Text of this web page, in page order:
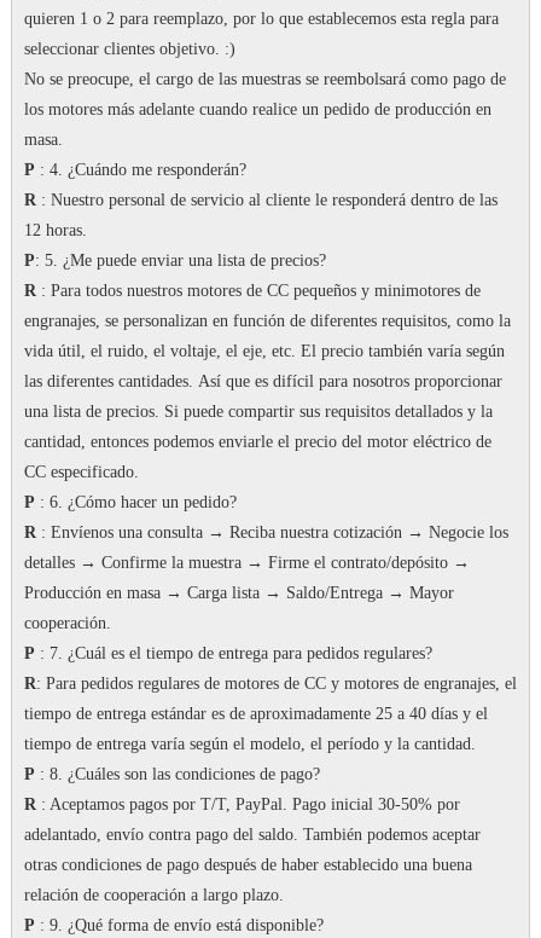
quieren 1 o 2 para reemplazo, por lo que establecemos esta regla para
seleccionar clientes objetivo. :)
No se preocupe, el cargo de las muestras se reembolsará como pago de
los motores más adelante cuando realice un pedido de producción en
masa.
P : 4. ¿Cuándo me responderán?
R: Nuestro personal de servicio al cliente le responderá dentro de las
12 horas.
P: 5. ¿Me puede enviar una lista de precios?
R: Para todos nuestros motores de CC pequeños y minimotores de
engranajes, se personalizan en función de diferentes requisitos, como la
vida útil, el ruido, el voltaje, el eje, etc. El precio también varía según
las diferentes cantidades. Así que es difícil para nosotros proporcionar
una lista de precios. Si puede compartir sus requisitos detallados y la
cantidad, entonces podemos enviarle el precio del motor eléctrico de
CC especificado.
P : 6. ¿Cómo hacer un pedido?
R: Envíenos una consulta → Reciba nuestra cotización → Negocie los
detalles → Confirme la muestra → Firme el contrato/depósito →
Producción en masa → Carga lista → Saldo/Entrega → Mayor
cooperación.
P : 7. ¿Cuál es el tiempo de entrega para pedidos regulares?
R: Para pedidos regulares de motores de CC y motores de engranajes, el
tiempo de entrega estándar es de aproximadamente 25 a 40 días y el
tiempo de entrega varía según el modelo, el período y la cantidad.
P : 8. ¿Cuáles son las condiciones de pago?
R: Aceptamos pagos por T/T, PayPal. Pago inicial 30-50% por
adelantado, envío contra pago del saldo. También podemos aceptar
otras condiciones de pago después de haber establecido una buena
relación de cooperación a largo plazo.
P : 9. ¿Qué forma de envío está disponible?